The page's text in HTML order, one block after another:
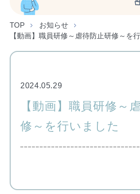
TOP
お知らせ
【動画】職員研修～虐待防止研修～を
2024.05.29
【動画】職員研修～
修～を行いました